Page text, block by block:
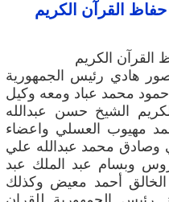
القرآن الكريم
القرآن الكريم
هادي رئيس الجمهورية
حمود محمد عباد ومعه وكيل
الشيخ حسن عبدالله
مهيوب العسلي واعضاء
وصادق محمد عبدالله علي
وبسام عبد الملك عبد
الخالق أحمد معيض وكذلك